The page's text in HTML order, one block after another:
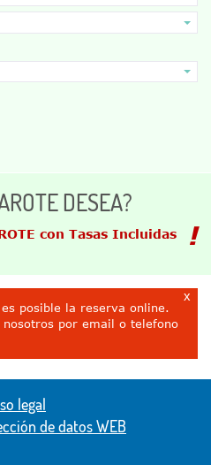
DESEA?
con Tasas Incluidas
x
posible la reserva online.
nosotros por email o telefono
legal
de datos WEB